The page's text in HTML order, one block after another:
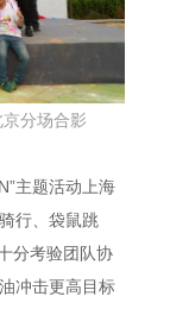
分场合影
主题活动上海
行、袋鼠跳
分考验团队协
冲击更高目标